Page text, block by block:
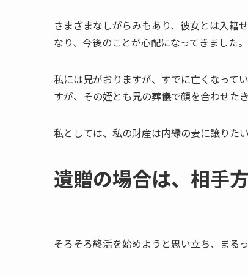
さまざまなしがらみもあり、彼女とは入籍
なり、今後のことが心配になってきました。
私には兄がおりますが、すでに亡くなって
すが、その姪とも兄の葬儀で顔を合わせた
私としては、私の財産は内縁の妻に譲りたい
遺贈の​場合は、​相手
そろそろ終活を始めようと思い立ち、まる